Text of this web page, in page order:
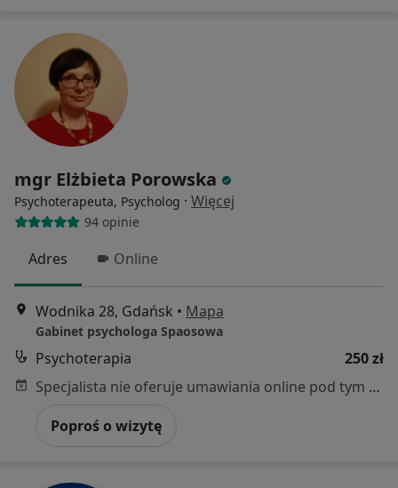
mgr Elżbieta Porowska
Psychoterapeuta, Psycholog · Więcej
94 opinie
Adres Online
Wodnika 28, Gdańsk • Mapa
Gabinet psychologa Spaosowa
Psychoterapia
250 zł
Specjalista nie oferuje umawiania online pod tym adresem.
Poproś o wizytę